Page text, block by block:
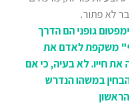
לא פתור.
גופני הם הדרך
משקפת לאדם את
את חייו. לא בעיה, כי אם
במשהו הנדרש